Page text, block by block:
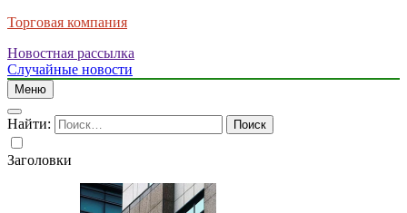
Торговая компания
Новостная рассылка
Случайные новости
Меню
Найти:
Заголовки